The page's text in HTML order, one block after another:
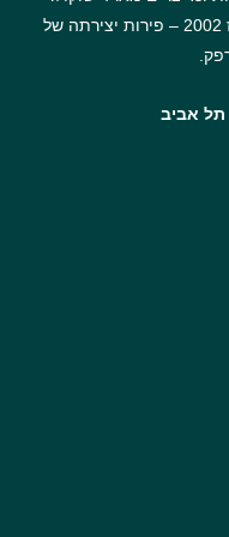
מקוריים מערננים ומעוררי השראה מאז 2002 – פירות יצירתה של